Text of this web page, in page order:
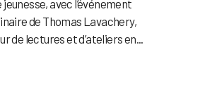
avec l’événement
de Thomas Lavachery,
de lectures et d’ateliers en...